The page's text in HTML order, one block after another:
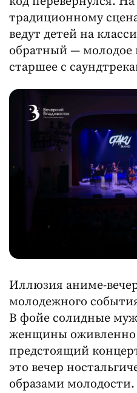
традиционному
ведут детей на
обратный — молодое
старшее с
Иллюзия аниме-
молодежного
В фойе солидные
женщины оживленно
предстоящий
это вечер
образами молодости.